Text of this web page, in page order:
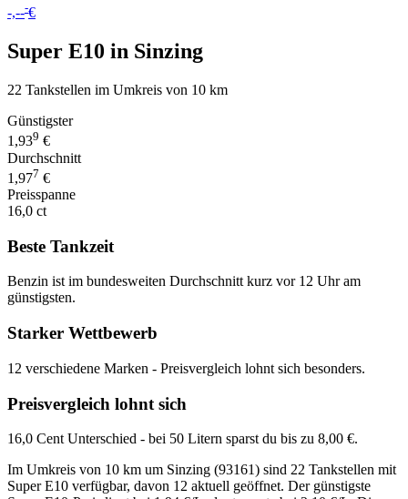
-,---€
Super E10 in Sinzing
22 Tankstellen im Umkreis von 10 km
Günstigster
1,939 €
Durchschnitt
1,977 €
Preisspanne
16,0 ct
Beste Tankzeit
Benzin ist im bundesweiten Durchschnitt kurz vor 12 Uhr am
günstigsten.
Starker Wettbewerb
12 verschiedene Marken - Preisvergleich lohnt sich besonders.
Preisvergleich lohnt sich
16,0 Cent Unterschied - bei 50 Litern sparst du bis zu 8,00 €.
Im Umkreis von 10 km um Sinzing (93161) sind 22 Tankstellen mit
Super E10 verfügbar, davon 12 aktuell geöffnet. Der günstigste